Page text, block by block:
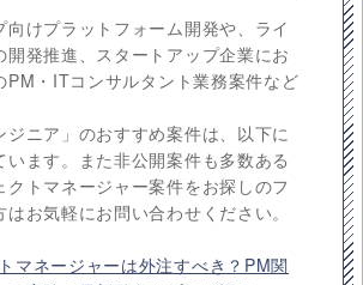
向けプラットフォーム開発や、ライ
開発推進、スタートアップ企業にお
PM・ITコンサルタント業務案件など
ジニア」のおすすめ案件は、以下に
います。また非公開案件も多数ある
クトマネージャー案件をお探しのフ
はお気軽にお問い合わせください。
マネージャーは外注すべき？PM関